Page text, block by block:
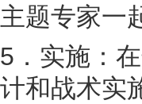
主题专家一
5．实施：
计和战术实